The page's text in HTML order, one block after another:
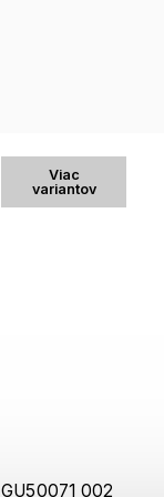
Viac
variantov
GU50071 002